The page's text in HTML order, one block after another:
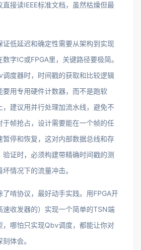
直接读IEEE标准文档，虽然枯燥但最
证低延迟和确定性需要从架构到实现
字IC或FPGA里，关键路径要极简。
调度器时，时间戳的获取和比较逻辑
要用专用硬件计数器，而不是跑软
，建议用并行处理加流水线，避免不
于帧抢占，设计需要能在一个帧的任
暂停和恢复，这对内部数据总线和存
验证时，必须构建带精确时间戳的测
情况下的流量冲击。
了啃协议，最好动手实践。用FPGA开
速收发器的）实现一个简单的TSN端
，哪怕只实现Qbv调度，都能让你对
体会。